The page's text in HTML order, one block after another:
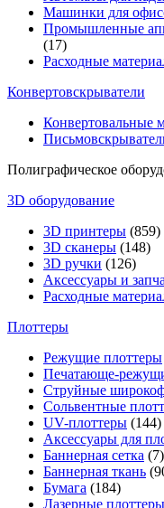
Машинки для
Промышленные
(17)
Расходные
Конвертовскрыватели
Конвертовальные
Полиграфическое
3D оборудование
3D принтеры (859)
3D сканеры (148)
3D ручки (126)
Аксессуары и
Расходные
Плоттеры
Режущие плоттеры
Печатающе-
Струйные
Сольвентные
UV-плоттеры (144)
Аксессуары для
Баннерная сетка (7)
Баннерная ткань
Бумага (184)
Лазерные плоттеры